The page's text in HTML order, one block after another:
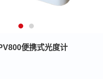
便携式光度计